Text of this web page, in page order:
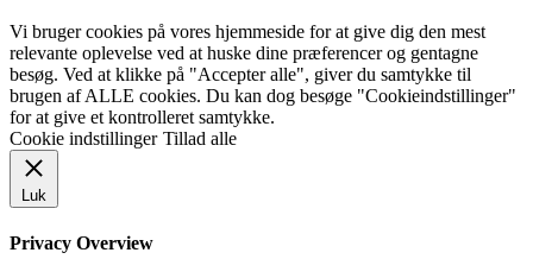
Vi bruger cookies på vores hjemmeside for at give dig den mest
relevante oplevelse ved at huske dine præferencer og gentagne
besøg. Ved at klikke på "Accepter alle", giver du samtykke til
brugen af ALLE cookies. Du kan dog besøge "Cookieindstillinger"
for at give et kontrolleret samtykke.
Cookie indstillinger Tillad alle
Luk
Privacy Overview